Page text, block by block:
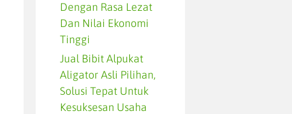
Dengan Rasa Lezat
Dan Nilai Ekonomi
Tinggi
Jual Bibit Alpukat
Aligator Asli Pilihan,
Solusi Tepat Untuk
Kesuksesan Usaha